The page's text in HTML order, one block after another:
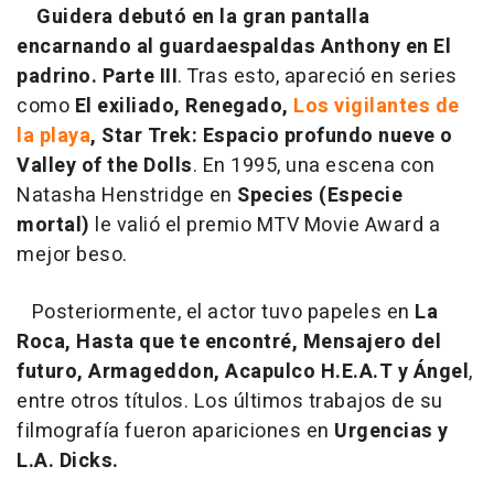
Guidera debutó en la gran pantalla
encarnando al guardaespaldas Anthony en El
padrino. Parte III. Tras esto, apareció en series
como El exiliado, Renegado, Los vigilantes de
la playa, Star Trek: Espacio profundo nueve o
Valley of the Dolls. En 1995, una escena con
Natasha Henstridge en Species (Especie
mortal) le valió el premio MTV Movie Award a
mejor beso.
Posteriormente, el actor tuvo papeles en La
Roca, Hasta que te encontré, Mensajero del
futuro, Armageddon, Acapulco H.E.A.T y Ángel,
entre otros títulos. Los últimos trabajos de su
filmografía fueron apariciones en Urgencias y
L.A. Dicks.